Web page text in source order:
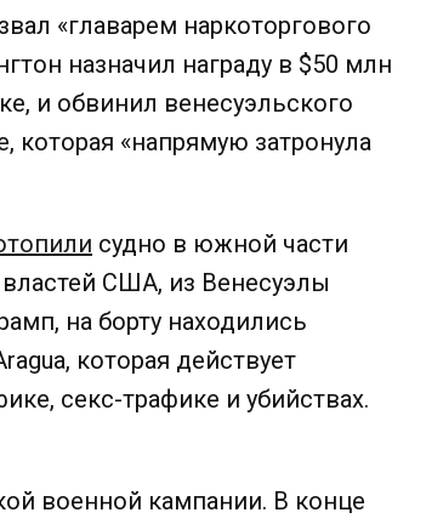
«главарем наркоторгового
назначил награду в $50 млн
и обвинил венесуэльского
которая «напрямую затронула
судно в южной части
США, из Венесуэлы
на борту находились
которая действует
секс-трафике и убийствах.
военной кампании. В конце